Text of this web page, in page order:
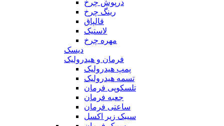
درپوش چرخ
رینگ چرخ
قالپاق
لاستیک
مهره چرخ
دیسک
فرمان و هیدرولیک
پمپ هیدرولیک
تسمه هیدرولیک
تلسکوپی فرمان
جعبه فرمان
ساعتی فرمان
سیبک زیر اکسل